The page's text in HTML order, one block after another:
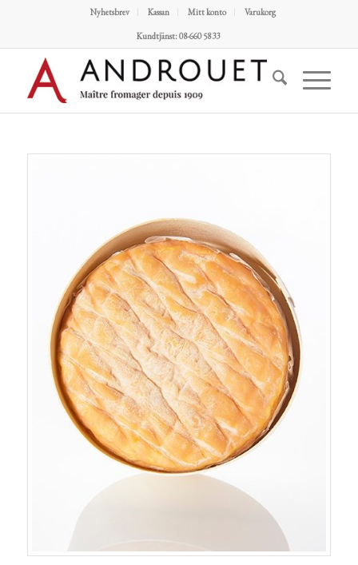
Nyhetsbrev Kassan Mitt konto Varukorg
Kundtjänst: 08-660 58 33